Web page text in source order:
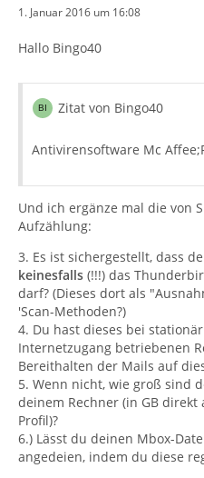
1. Januar 2016 um 16:08
Hallo Bingo40
Zitat von Bingo40
Antivirensoftware Mc
Und ich ergänze mal die von
Aufzählung:
3. Es ist sichergestellt, dass
keinesfalls (!!!) das
darf? (Dieses dort als
'Scan-Methoden?)
4. Du hast dieses bei
Internetzugang betriebenen
Bereithalten der Mails auf
5. Wenn nicht, wie groß sind
deinem Rechner (in GB
Profil)?
6.) Lässt du deinen Mbox-
angedeien, indem du diese